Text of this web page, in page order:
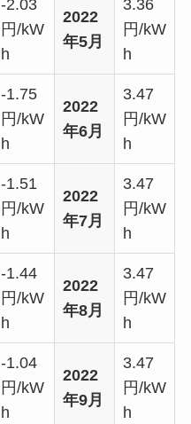
-2.03
円/kW
h
2022
年5月
3.36
円/kW
h
-1.75
円/kW
h
2022
年6月
3.47
円/kW
h
-1.51
円/kW
h
2022
年7月
3.47
円/kW
h
-1.44
円/kW
h
2022
年8月
3.47
円/kW
h
-1.04
円/kW
h
2022
年9月
3.47
円/kW
h